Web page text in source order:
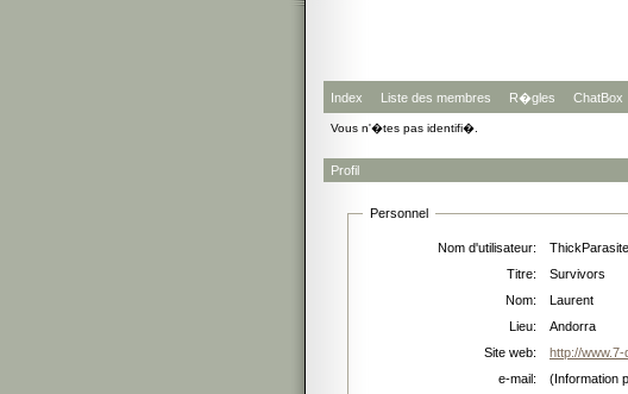
Index Liste des membres R�gles ChatBox
Vous n'�tes pas identifi�.
Profil
Personnel
Nom d'utilisateur:
ThickParasite
Titre:
Survivors
Nom:
Laurent
Lieu:
Andorra
Site web:
http://
e-mail:
(Information